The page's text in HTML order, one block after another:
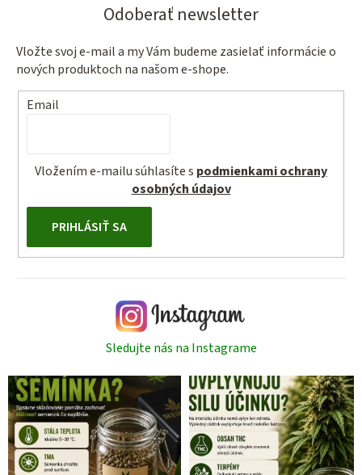
Odoberať newsletter
Vložte svoj e-mail a my Vám budeme zasielať informácie o
nových produktoch na našom e-shope.
Email
Vložením e-mailu súhlasíte s podmienkami ochrany
osobných údajov
PRIHLÁSIŤ SA
Sledujte nás na Instagrame